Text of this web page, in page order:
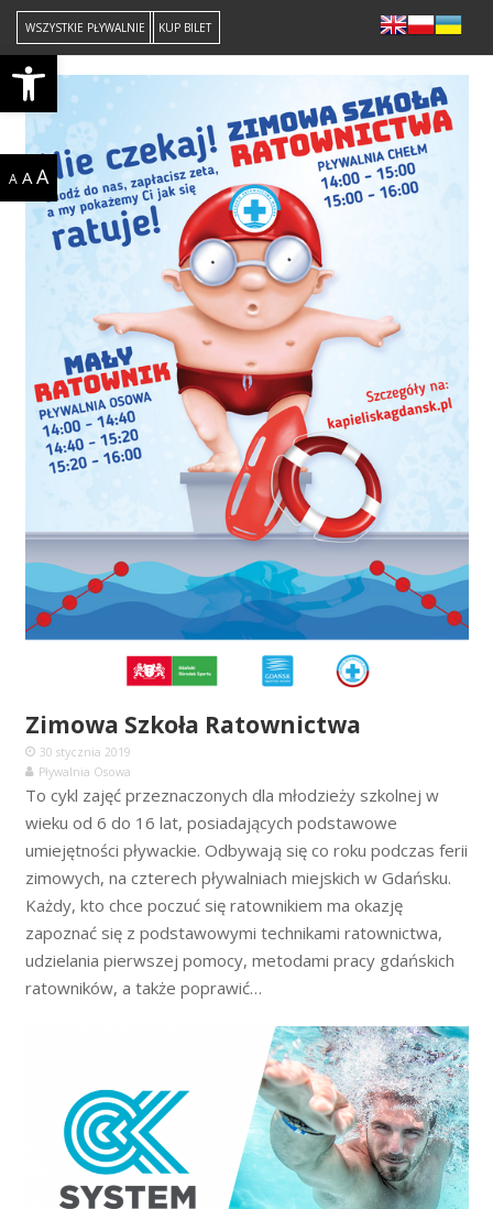
Open toolbar
WSZYSTKIE PŁYWALNIE KUP BILET
A A A
Zimowa Szkoła Ratownictwa
30 stycznia 2019
Pływalnia Osowa
To cykl zajęć przeznaczonych dla młodzieży szkolnej w
wieku od 6 do 16 lat, posiadających podstawowe
umiejętności pływackie. Odbywają się co roku podczas ferii
zimowych, na czterech pływalniach miejskich w Gdańsku.
Każdy, kto chce poczuć się ratownikiem ma okazję
zapoznać się z podstawowymi technikami ratownictwa,
udzielania pierwszej pomocy, metodami pracy gdańskich
ratowników, a także poprawić…